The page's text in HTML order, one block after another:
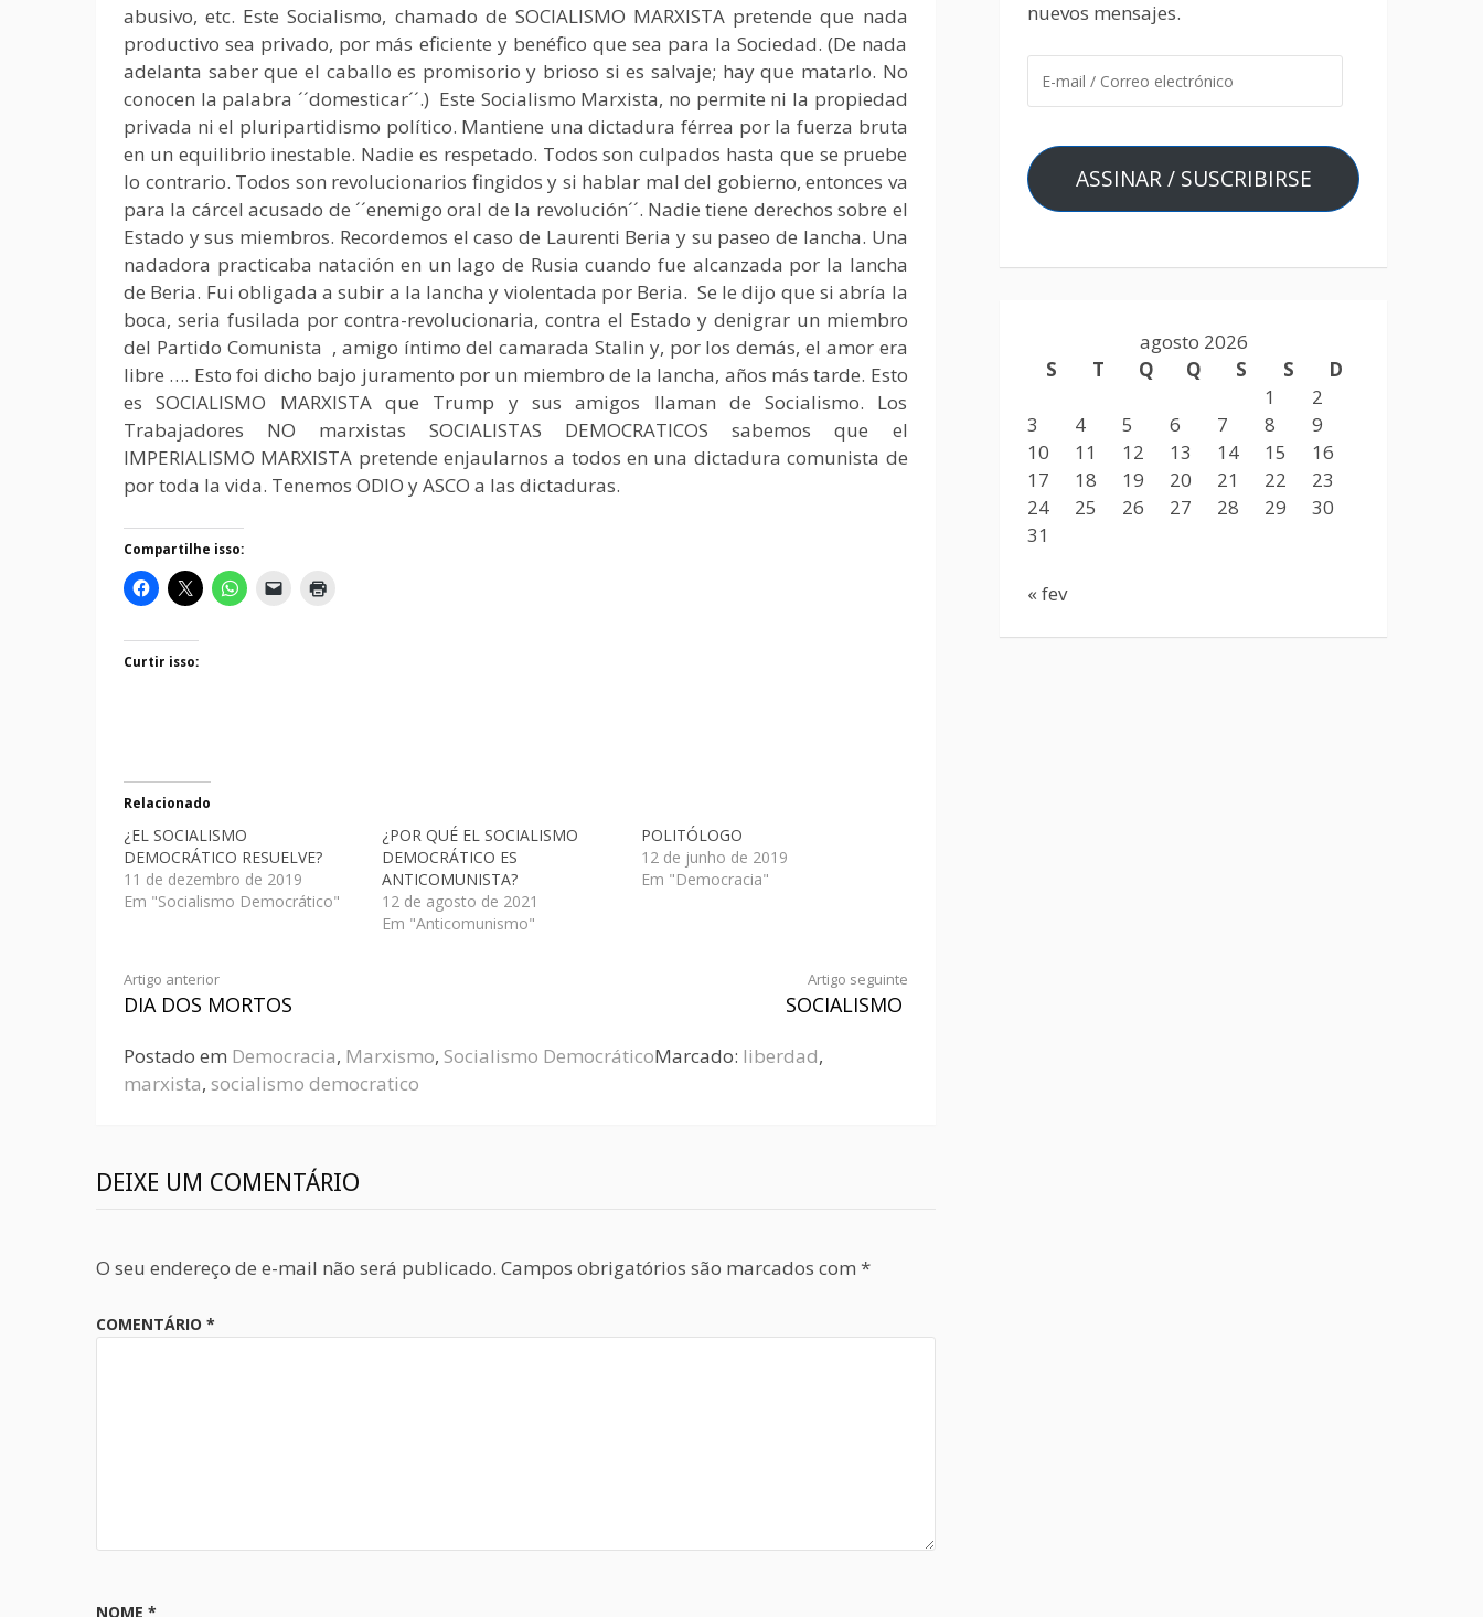
abusivo, etc. Este Socialismo, chamado de SOCIALISMO MARXISTA pretende que nada
productivo sea privado, por más eficiente y benéfico que sea para la Sociedad. (De nada
adelanta saber que el caballo es promisorio y brioso si es salvaje; hay que matarlo. No
conocen la palabra ´´domesticar´´.) Este Socialismo Marxista, no permite ni la propiedad
privada ni el pluripartidismo político. Mantiene una dictadura férrea por la fuerza bruta
en un equilibrio inestable. Nadie es respetado. Todos son culpados hasta que se pruebe
lo contrario. Todos son revolucionarios fingidos y si hablar mal del gobierno, entonces va
para la cárcel acusado de ´´enemigo oral de la revolución´´. Nadie tiene derechos sobre el
Estado y sus miembros. Recordemos el caso de Laurenti Beria y su paseo de lancha. Una
nadadora practicaba natación en un lago de Rusia cuando fue alcanzada por la lancha
de Beria. Fui obligada a subir a la lancha y violentada por Beria. Se le dijo que si abría la
boca, seria fusilada por contra-revolucionaria, contra el Estado y denigrar un miembro
del Partido Comunista , amigo íntimo del camarada Stalin y, por los demás, el amor era
libre …. Esto foi dicho bajo juramento por un miembro de la lancha, años más tarde. Esto
es SOCIALISMO MARXISTA que Trump y sus amigos llaman de Socialismo. Los
Trabajadores NO marxistas SOCIALISTAS DEMOCRATICOS sabemos que el
IMPERIALISMO MARXISTA pretende enjaularnos a todos en una dictadura comunista de
por toda la vida. Tenemos ODIO y ASCO a las dictaduras.
Compartilhe isso:
Curtir isso:
Relacionado
¿EL SOCIALISMO
DEMOCRÁTICO RESUELVE?
11 de dezembro de 2019
Em "Socialismo Democrático"
¿POR QUÉ EL SOCIALISMO
DEMOCRÁTICO ES
ANTICOMUNISTA?
12 de agosto de 2021
Em "Anticomunismo"
POLITÓLOGO
12 de junho de 2019
Em "Democracia"
Artigo anterior
DIA DOS MORTOS
Artigo seguinte
SOCIALISMO
Postado em Democracia, Marxismo, Socialismo DemocráticoMarcado: liberdad,
marxista, socialismo democratico
DEIXE UM COMENTÁRIO
O seu endereço de e-mail não será publicado. Campos obrigatórios são marcados com *
COMENTÁRIO *
NOME *
nuevos mensajes.
ASSINAR / SUSCRIBIRSE
agosto 2026
S
T Q Q S S
D
1
2
3
4 5 6 7 8
9
10
11 12 13 14 15
16
17
18 19 20 21 22
23
24
25 26 27 28 29
30
31
« fev